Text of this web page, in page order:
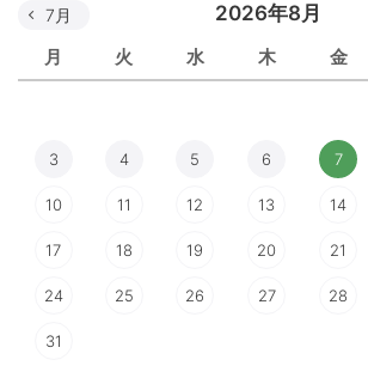
2026年8月
月 火 水 木 金
7月
3 4 5 6 7
10 11 12 13 14
17 18 19 20 21
24 25 26 27 28
31